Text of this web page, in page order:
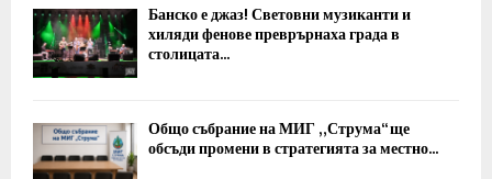
Банско е джаз! Световни музиканти и
хиляди фенове преврърнаха града в
столицата...
Общо събрание на МИГ „Струма“ ще
обсъди промени в стратегията за местно...